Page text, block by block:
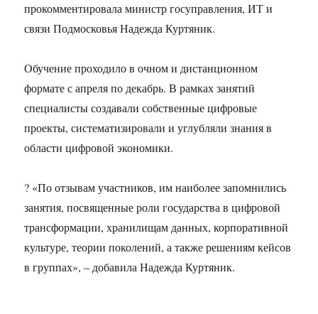
прокомментировала министр госуправления, ИТ и
связи Подмосковья Надежда Куртяник.
Обучение проходило в очном и дистанционном
формате с апреля по декабрь. В рамках занятий
специалисты создавали собственные цифровые
проекты, систематизировали и углубляли знания в
области цифровой экономики.
? «По отзывам участников, им наиболее запомнились
занятия, посвященные роли государства в цифровой
трансформации, хранилищам данных, корпоративной
культуре, теории поколений, а также решениям кейсов
в группах», – добавила Надежда Куртяник.